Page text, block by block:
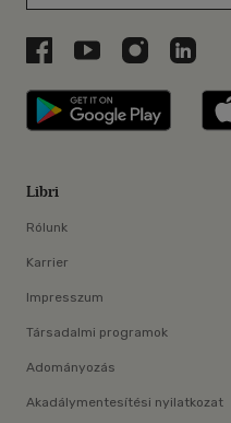
Libri a Facebookon
Libri a Youtube-
Libri azLibri
Libri
Libri
Rólunk
Karrier
Impresszum
Társadalmi programok
Adományozás
Akadálymentesítési nyilatkozat